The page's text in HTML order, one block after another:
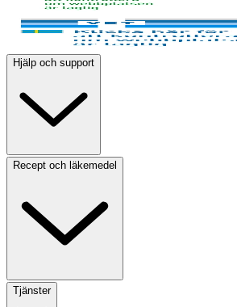
Hjälp och support
Recept och läkemedel
Tjänster